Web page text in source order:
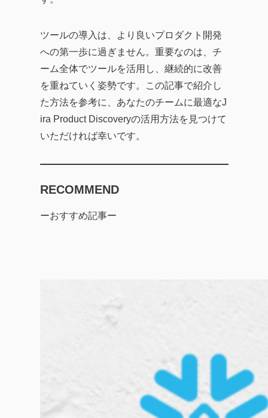
ツールの導入は、より良いプロダクト開発
への第一歩に過ぎません。重要なのは、チ
ーム全体でツールを活用し、継続的に改善
を重ねていく姿勢です。この記事で紹介し
た方法を参考に、あなたのチームに最適なJ
ira Product Discoveryの活用方法を見つけて
いただければ幸いです。
RECOMMEND
ーおすすめ記事ー